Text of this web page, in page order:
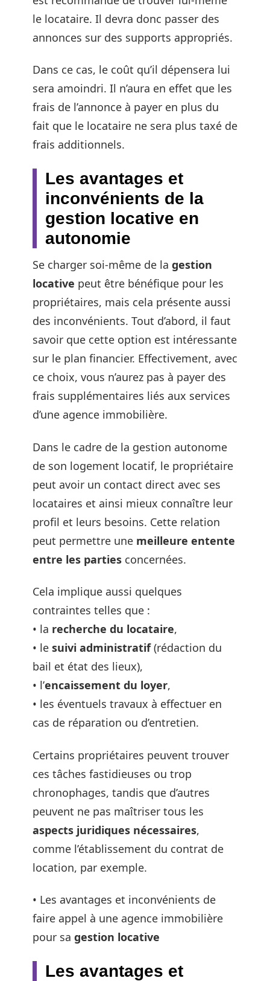
le locataire. Il devra donc passer des
annonces sur des supports appropriés.
Dans ce cas, le coût qu’il dépensera lui
sera amoindri. Il n’aura en effet que les
frais de l’annonce à payer en plus du
fait que le locataire ne sera plus taxé de
frais additionnels.
Les avantages et
inconvénients de la
gestion locative en
autonomie
Se charger soi-même de la gestion
locative peut être bénéfique pour les
propriétaires, mais cela présente aussi
des inconvénients. Tout d’abord, il faut
savoir que cette option est intéressante
sur le plan financier. Effectivement, avec
ce choix, vous n’aurez pas à payer des
frais supplémentaires liés aux services
d’une agence immobilière.
Dans le cadre de la gestion autonome
de son logement locatif, le propriétaire
peut avoir un contact direct avec ses
locataires et ainsi mieux connaître leur
profil et leurs besoins. Cette relation
peut permettre une meilleure entente
entre les parties concernées.
Cela implique aussi quelques
contraintes telles que :
• la recherche du locataire,
• le suivi administratif(rédaction du
bail et état des lieux),
• l’encaissement du loyer,
• les éventuels travaux à effectuer en
cas de réparation ou d’entretien.
Certains propriétaires peuvent trouver
ces tâches fastidieuses ou trop
chronophages, tandis que d’autres
peuvent ne pas maîtriser tous les
aspects juridiques nécessaires,
comme l’établissement du contrat de
location, par exemple.
• Les avantages et inconvénients de
faire appel à une agence immobilière
pour sa gestion locative
Les avantages et